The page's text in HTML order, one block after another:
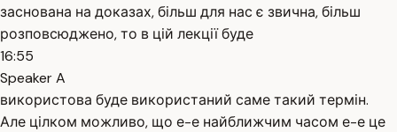
заснована на доказах, більш для нас є звична, більш
розповсюджено, то в цій лекції буде
16:55
Speaker A
використова буде використаний саме такий термін.
Але цілком можливо, що е-е найближчим часом е-е це